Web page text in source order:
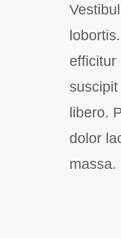
efficitur
libero.
dolor
massa.